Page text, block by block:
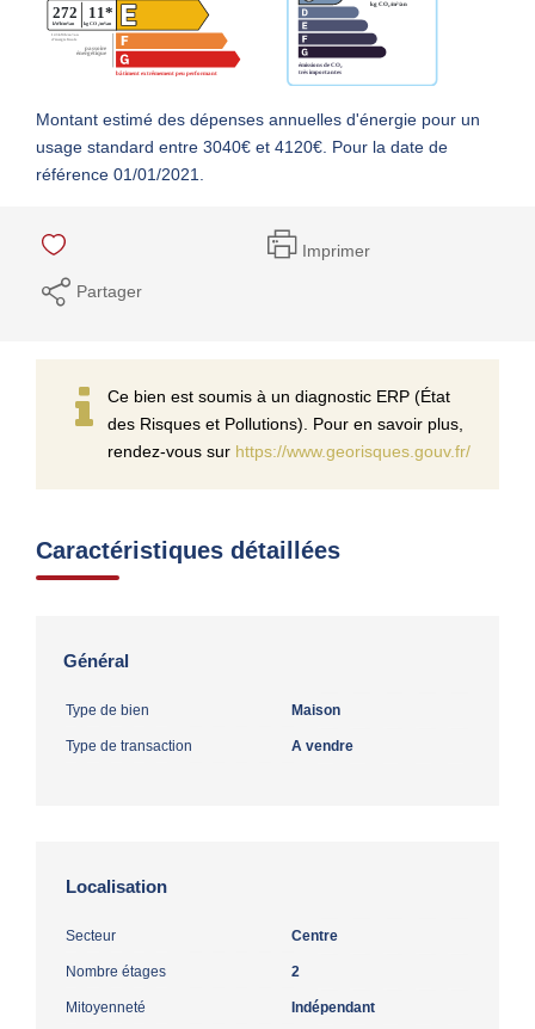
Montant estimé des dépenses annuelles d'énergie pour un
usage standard entre 3040€ et 4120€. Pour la date de
référence 01/01/2021.
Imprimer
Partager
Ce bien est soumis à un diagnostic ERP (État
des Risques et Pollutions). Pour en savoir plus,
rendez-vous sur https://www.georisques.gouv.fr/
Caractéristiques détaillées
Général
Type de bien Maison
Type de transaction A vendre
Localisation
Secteur Centre
Nombre étages 2
Mitoyenneté Indépendant